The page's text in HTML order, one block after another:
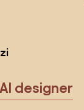
AI designer